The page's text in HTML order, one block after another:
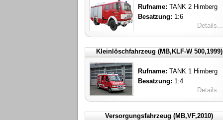
Rufname: TANK 2 Himberg
Besatzung: 1:6
Details...
Kleinlöschfahrzeug (MB,KLF-W 500,1999)
Rufname: TANK 1 Himberg
Besatzung: 1:4
Details...
Versorgungsfahrzeug (MB,VF,2010)